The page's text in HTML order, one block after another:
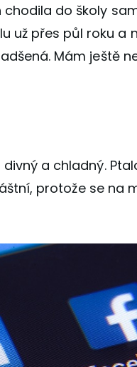
do školy
už přes půl roku a
Mám ještě
a chladný.
protože se na